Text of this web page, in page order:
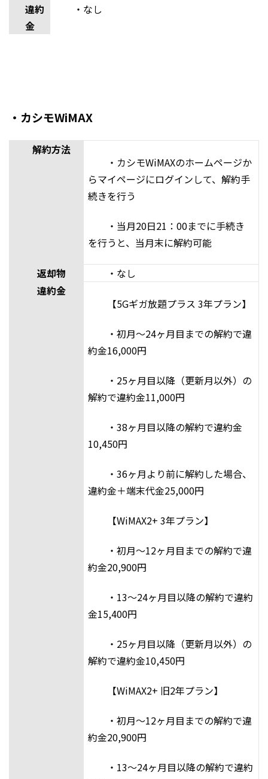
違約
金
・なし
・カシモWiMAX
解約方法
・カシモWiMAXのホームページか
らマイページにログインして、解約手
続きを行う
・当月20日21：00までに手続き
を行うと、当月末に解約可能
返却物
・なし
違約金
【5Gギガ放題プラス 3年プラン】
・初月～24ヶ月目までの解約で違
約金16,000円
・25ヶ月目以降（更新月以外）の
解約で違約金11,000円
・38ヶ月目以降の解約で違約金
10,450円
・36ヶ月より前に解約した場合、
違約金＋端末代金25,000円
【WiMAX2+ 3年プラン】
・初月～12ヶ月目までの解約で違
約金20,900円
・13～24ヶ月目以降の解約で違約
金15,400円
・25ヶ月目以降（更新月以外）の
解約で違約金10,450円
【WiMAX2+ 旧2年プラン】
・初月～12ヶ月目までの解約で違
約金20,900円
・13～24ヶ月目以降の解約で違約